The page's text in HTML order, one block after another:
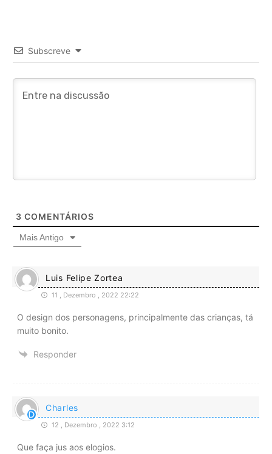
Subscreve
3 COMENTÁRIOS
Mais Antigo
Luis Felipe Zortea
11 , Dezembro , 2022 22:22
O design dos personagens, principalmente das crianças, tá
muito bonito.
Responder
Charles
12 , Dezembro , 2022 3:12
Que faça jus aos elogios.